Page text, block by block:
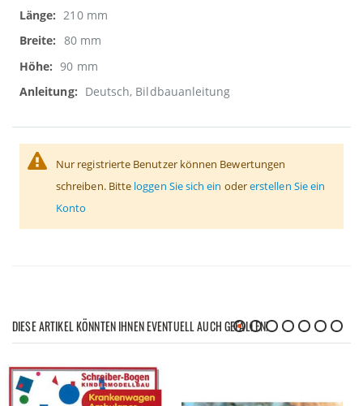
210 mm
80 mm
90 mm
Deutsch, Bildbauanleitung
Nur registrierte Benutzer können Bewertungen
schreiben. Bitte loggen Sie sich ein odererstellen Sie ein
Konto
DIESE ARTIKEL KÖNNTEN IHNEN EVENTUELL AUCH GEFALLEN!